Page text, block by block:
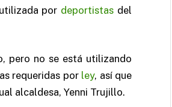
por deportistas del
pero no se está utilizando
requeridas por ley, así que
alcaldesa, Yenni Trujillo.